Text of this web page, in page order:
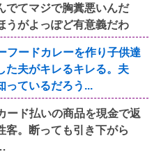
でてマジで胸糞悪いんだ
うがよっぽど有意義だわ
フードカレーを作り子供達
た夫がキレるキレる。夫
っているだろう...
ード払いの商品を現金で返
客。断っても引き下がら